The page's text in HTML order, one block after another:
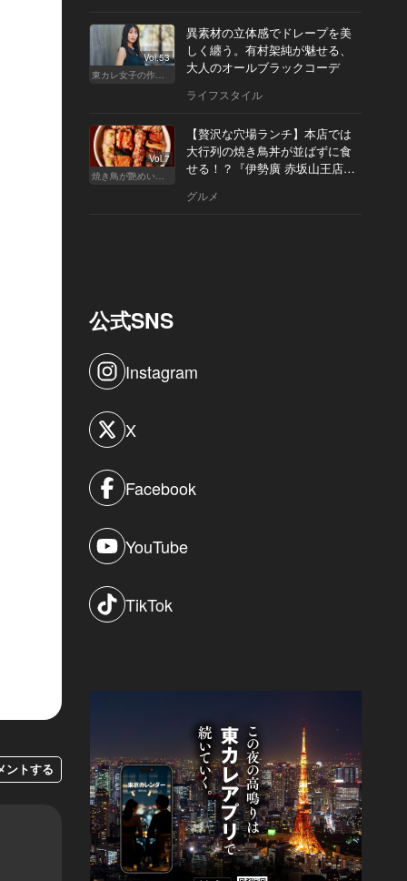
ントする
Vol.53
東カレ女子の作り方
異素材の立体感でドレープを美
しく纏う。有村架純が魅せる、
大人のオールブラックコーデ
ライフスタイル
Vol.7
焼き鳥が艶めいてきた
【贅沢な穴場ランチ】本店では
大行列の焼き鳥丼が並ばずに食
せる！？『伊勢廣 赤坂山王店』
グルメ
公式SNS
Instagram
X
Facebook
YouTube
TikTok